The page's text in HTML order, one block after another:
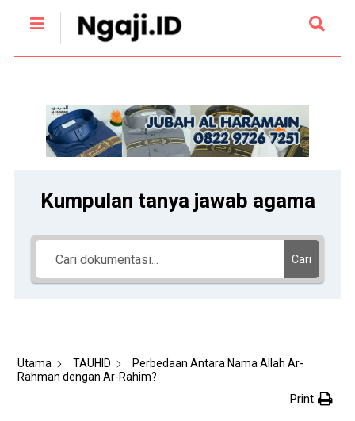
Kumpulan tanya jawab agama
Cari
Utama TAUHID
Perbedaan Antara Nama Allah Ar-
Rahman dengan Ar-Rahim?
Print